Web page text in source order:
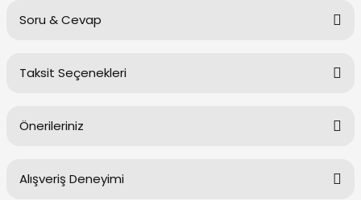
Soru & Cevap
Taksit Seçenekleri
Önerileriniz
Bu ürünün fiyat bilgisi, resim, ürün açıklamalarında ve diğer
Alışveriş Deneyimi